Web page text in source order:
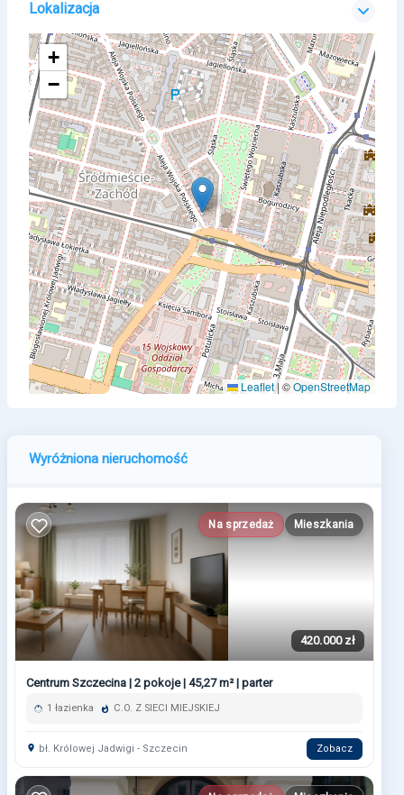
Lokalizacja
+
−
Leaflet| ©OpenStreetMap
Wyróżniona nieruchomość
Na sprzedaż Mieszkania
420.000 zł
Centrum Szczecina | 2 pokoje | 45,27 m² | parter
1 łazienka C.O. Z SIECI MIEJSKIEJ
bł. Królowej Jadwigi - Szczecin Zobacz